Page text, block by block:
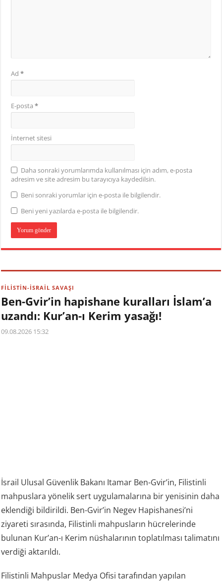
Ad*
E-posta*
İnternet sitesi
Daha sonraki yorumlarımda kullanılması için adım, e-posta
adresim ve site adresim bu tarayıcıya kaydedilsin.
Beni sonraki yorumlar için e-posta ile bilgilendir.
Beni yeni yazılarda e-posta ile bilgilendir.
FİLİSTİN-İSRAİL SAVAŞI
Ben-Gvir’in hapishane kuralları İslam’a
uzandı: Kur’an-ı Kerim yasağı!
09.08.2026 15:32
İsrail Ulusal Güvenlik Bakanı Itamar Ben-Gvir’in, Filistinli
mahpuslara yönelik sert uygulamalarına bir yenisinin daha
eklendiği bildirildi. Ben-Gvir’in Negev Hapishanesi’ni
ziyareti sırasında, Filistinli mahpusların hücrelerinde
bulunan Kur’an-ı Kerim nüshalarının toplatılması talimatını
verdiği aktarıldı.
Filistinli Mahpuslar Medya Ofisi tarafından yapılan